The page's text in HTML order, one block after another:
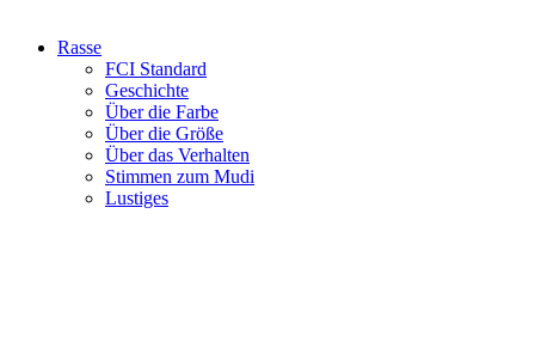
Rasse
FCI Standard
Geschichte
Über die Farbe
Über die Größe
Über das Verhalten
Stimmen zum Mudi
Lustiges